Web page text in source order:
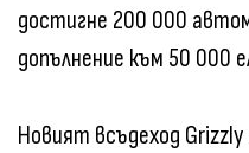
достигне 200 000
допълнение към 50 000
Новият всъдеход